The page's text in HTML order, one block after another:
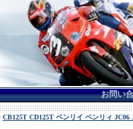
お問い
CB125T CD125T ベンリイ ベンリィ JC06